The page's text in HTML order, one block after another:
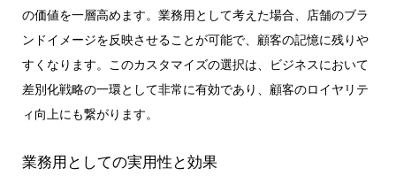
の価値を一層高めます。業務用として考えた場合、店舗のブラ
ンドイメージを反映させることが可能で、顧客の記憶に残りや
すくなります。このカスタマイズの選択は、ビジネスにおいて
差別化戦略の一環として非常に有効であり、顧客のロイヤリテ
ィ向上にも繋がります。
業務用としての実用性と効果